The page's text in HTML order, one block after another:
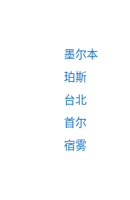
墨尔本
珀斯
台北
首尔
宿雾